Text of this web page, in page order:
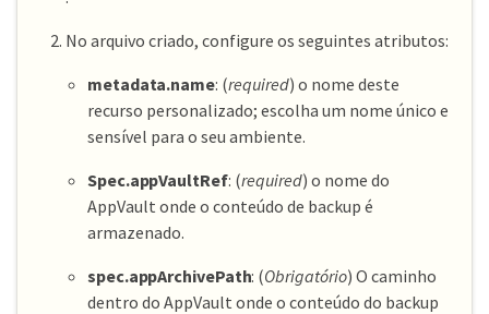
No arquivo criado, configure os seguintes atributos:
metadata.name: (required) o nome deste
recurso personalizado; escolha um nome único e
sensível para o seu ambiente.
Spec.appVaultRef: (required) o nome do
AppVault onde o conteúdo de backup é
armazenado.
spec.appArchivePath: (Obrigatório) O caminho
dentro do AppVault onde o conteúdo do backup